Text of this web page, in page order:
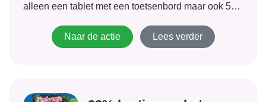
alleen een tablet met een toetsenbord maar ook 50
Naar de actie
Lees verder